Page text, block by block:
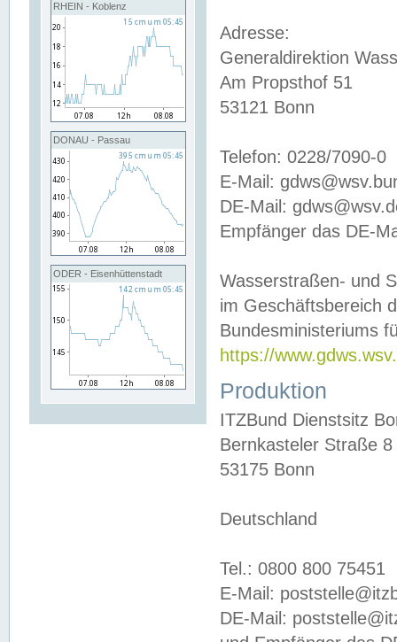
RHEIN - Koblenz
DONAU - Passau
ODER - Eisenhüttenstadt
Adresse:
Generaldirektion
Am Propsthof 51
53121 Bonn
Telefon: 0228/7090-0
E-Mail:
DE-Mail:
Empfänger das DE-
Wasserstraßen- und
im Geschäftsbereich
Bundesministeriums
https://
Produktion
ITZBund Dienstsitz
Bernkasteler Straße 8
53175 Bonn
Deutschland
Tel.: 0800 800 75451
E-Mail:
DE-Mail: